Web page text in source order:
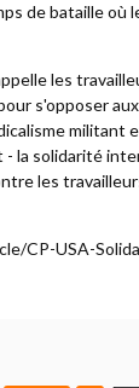
de bataille
les
s'opposer
militant
la solidarité
les
CP-USA-